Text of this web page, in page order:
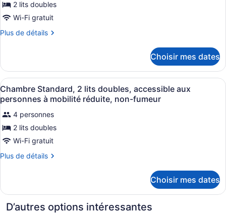
type
de
chambre :
2
lits
doubles,
non-
fumeur,
réfrigérateur
et
à
2 lits doubles
Wi-Fi gratuit
Plus de détails
Plus
Chambre
Deluxe,
2
lits
doubles,
non-
fumeur,
réfrigérateur
et
à
Choisir mes dates
Afficher
toutes
les
photos
pour
ce
type
Chambre
Une chambre d’hôtel avec deux
8
Chambre Standard, 2 lits doubles, accessible aux
personnes à mobilité réduite, non-fumeur
4 personnes
2 lits doubles
Wi-Fi gratuit
Plus de détails
Plus
Chambre
Choisir mes dates
D’autres options intéressantes